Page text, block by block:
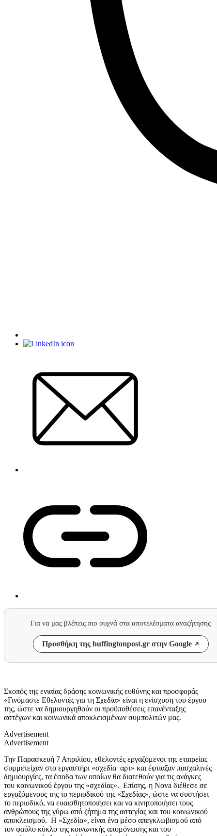
Για να μας βλέπεις πιο συχνά στα αποτελέσματα αναζήτησης
Προσθήκη της huffingtonpost.gr στην Google
Σκοπός της ενιαίας δράσης κοινωνικής ευθύνης και προσφοράς
«Γινόμαστε Εθελοντές για τη Σχεδία» είναι η ενίσχυση του έργου
της, ώστε να δημιουργηθούν οι προϋποθέσεις επανένταξης
αστέγων και κοινωνικά αποκλεισμένων συμπολιτών μας.
Advertisement
Advertisement
Την Παρασκευή 7 Απριλίου, εθελοντές εργαζόμενοι της εταιρείας
συμμετείχαν στο εργαστήρι «σχεδία αρτ» και έφτιαξαν πασχαλινές
δημιουργίες, τα έσοδα των οποίων θα διατεθούν για τις ανάγκες
του κοινωνικού έργου της «σχεδίας». Επίσης, η Nova διέθεσε σε
εργαζόμενους της το περιοδικού της «Σχεδίας», ώστε να συστήσει
το περιοδικό, να ευαισθητοποιήσει και να κινητοποιήσει τους
ανθρώπους της γύρω από ζήτημα της αστεγίας και του κοινωνικού
αποκλεισμού. Η «Σχεδία», είναι ένα μέσο απεγκλωβισμού από
τον φαύλο κύκλο της κοινωνικής απομόνωσης και του